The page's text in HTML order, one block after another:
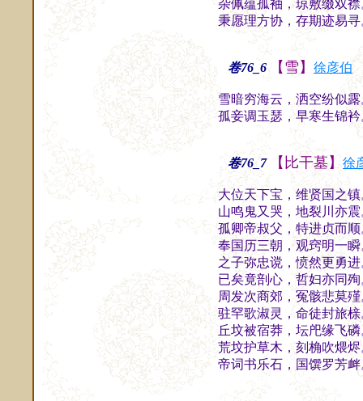
杂佩蕴孤袖，琼敷缀双
秉愿理方协，存期迹易
卷76_6 【雪】 徐彦伯
雪暗穷海云，洒空纷似
孤妾调玉瑟，早寒生锦
卷76_7 【比干墓】徐
大位天下宝，维贤国之
山鸣鬼又哭，地裂川亦
孤卿帝叔父，特进贞而
奉国历三朝，观窍明一
之子弥忠谠，愤然更勇
已矣竟剖心，哲妇亦同
周发次商郊，冤骸悲莫
驻罕歌淑灵，命徒封旅
丘坟被宿莽，坛戺缘飞
荒坟护草木，刻桷吹煨
帝词书乐石，国馔罗芳